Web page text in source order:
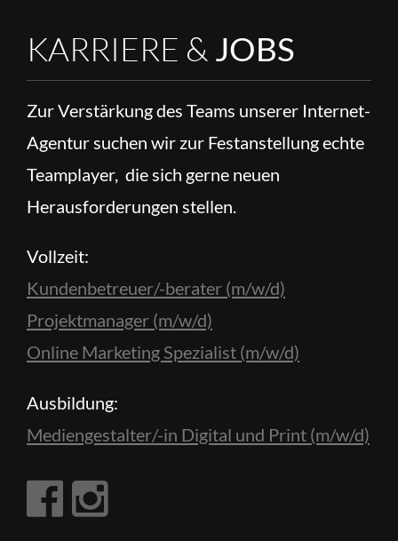
KARRIERE & JOBS
Zur Verstärkung des Teams unserer Internet-
Agentur suchen wir zur Festanstellung echte
Teamplayer, die sich gerne neuen
Herausforderungen stellen.
Vollzeit:
Kundenbetreuer/-berater (m/w/d)
Projektmanager (m/w/d)
Online Marketing Spezialist (m/w/d)
Ausbildung:
Mediengestalter/-in Digital und Print (m/w/d)